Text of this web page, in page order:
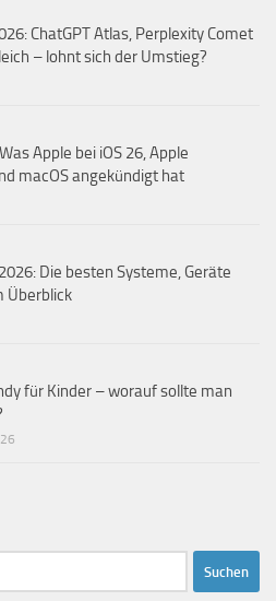
ChatGPT Atlas, Perplexity Comet
– lohnt sich der Umstieg?
Apple bei iOS 26, Apple
macOS angekündigt hat
Die besten Systeme, Geräte
Überblick
für Kinder – worauf sollte man